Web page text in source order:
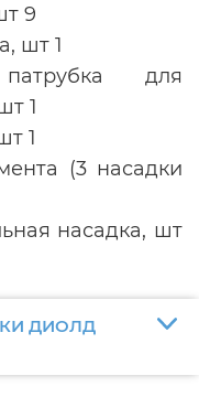
9
шт 1
для
1
1
(3 насадки
насадка, шт
ДИОЛД